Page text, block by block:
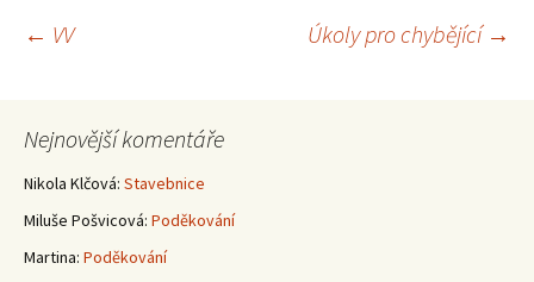
Navigace
pro
příspěvky
← VV Úkoly pro chybějící →
Nejnovější komentáře
Nikola Klčová: Stavebnice
Miluše Pošvicová: Poděkování
Martina: Poděkování